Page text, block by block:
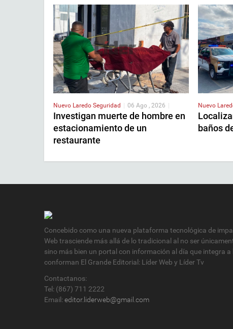
Nuevo Laredo Seguridad 06 Ago , 2026
Investigan muerte de hombre en
estacionamiento de un
restaurante
Nuevo
baños
Concebido como una nueva plataforma tecnológica de
Web trasciende más allá de lo tradicional al no ser
sino más bien un portal con información al día que integra
conforman El Grande Editorial: Líder Web y Líder Tv
Contactanos:
Tel: (867) 711 2222
Email: editor.liderweb@gmail.com